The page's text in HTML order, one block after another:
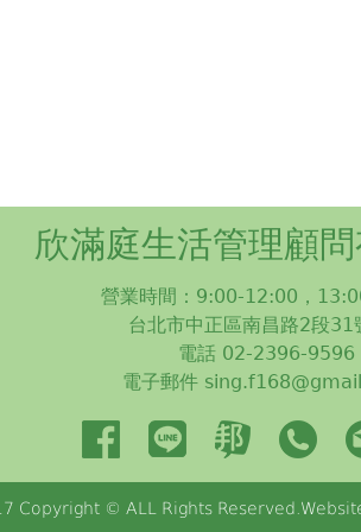
欣滿庭生活管理顧問
營業時間：9:00-12:00，
台北市中正區南昌路2段31
電話 02-2396-9596
電子郵件
Copyright © ALL Rights